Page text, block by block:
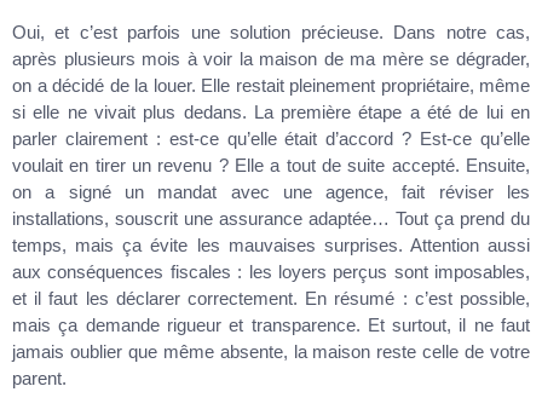
Oui, et c’est parfois une solution précieuse. Dans notre cas,
après plusieurs mois à voir la maison de ma mère se dégrader,
on a décidé de la louer. Elle restait pleinement propriétaire, même
si elle ne vivait plus dedans. La première étape a été de lui en
parler clairement : est-ce qu’elle était d’accord ? Est-ce qu’elle
voulait en tirer un revenu ? Elle a tout de suite accepté. Ensuite,
on a signé un mandat avec une agence, fait réviser les
installations, souscrit une assurance adaptée… Tout ça prend du
temps, mais ça évite les mauvaises surprises. Attention aussi
aux conséquences fiscales : les loyers perçus sont imposables,
et il faut les déclarer correctement. En résumé : c’est possible,
mais ça demande rigueur et transparence. Et surtout, il ne faut
jamais oublier que même absente, la maison reste celle de votre
parent.